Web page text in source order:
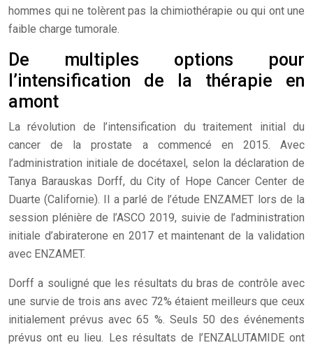
hommes qui ne tolèrent pas la chimiothérapie ou qui ont une
faible charge tumorale.
De multiples options pour
l’intensification de la thérapie en
amont
La révolution de l’intensification du traitement initial du
cancer de la prostate a commencé en 2015. Avec
l’administration initiale de docétaxel, selon la déclaration de
Tanya Barauskas Dorff, du City of Hope Cancer Center de
Duarte (Californie). Il a parlé de l’étude ENZAMET lors de la
session plénière de l’ASCO 2019, suivie de l’administration
initiale d’abiraterone en 2017 et maintenant de la validation
avec ENZAMET.
Dorff a souligné que les résultats du bras de contrôle avec
une survie de trois ans avec 72% étaient meilleurs que ceux
initialement prévus avec 65 %. Seuls 50 des événements
prévus ont eu lieu. Les résultats de l’ENZALUTAMIDE ont